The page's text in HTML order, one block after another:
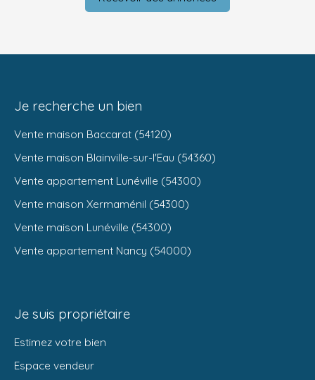
Je recherche un bien
Vente maison Baccarat (54120)
Vente maison Blainville-sur-l'Eau (54360)
Vente appartement Lunéville (54300)
Vente maison Xermaménil (54300)
Vente maison Lunéville (54300)
Vente appartement Nancy (54000)
Je suis propriétaire
Estimez votre bien
Espace vendeur